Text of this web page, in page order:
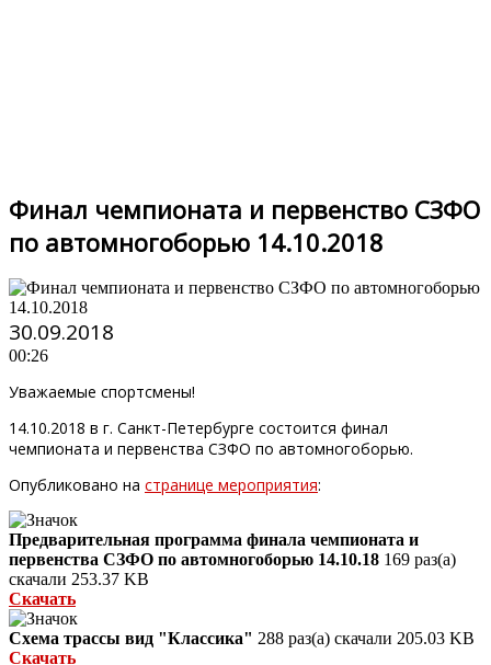
Финал чемпионата и первенство СЗФО
по автомногоборью 14.10.2018
30.09.2018
00:26
Уважаемые спортсмены!
14.10.2018 в г. Санкт-Петербурге состоится финал
чемпионата и первенства СЗФО по автомногоборью.
Опубликовано на странице мероприятия:
Предварительная программа финала чемпионата и
первенства СЗФО по автомногоборью 14.10.18 169 раз(а)
скачали 253.37 KB
Скачать
Схема трассы вид "Классика" 288 раз(а) скачали 205.03 KB
Скачать